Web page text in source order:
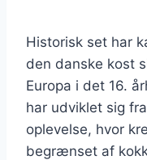
Historisk set har
den danske kost
Europa i det 16.
har udviklet sig
oplevelse, hvor
begrænset af